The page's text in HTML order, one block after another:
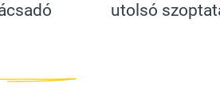
utolsó